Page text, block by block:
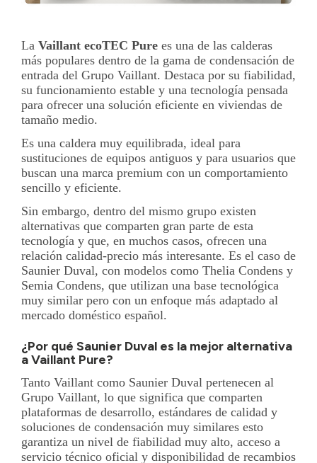
La Vaillant ecoTEC Purees una de las calderas
más populares dentro de la gama de condensación de
entrada del Grupo Vaillant. Destaca por su fiabilidad,
su funcionamiento estable y una tecnología pensada
para ofrecer una solución eficiente en viviendas de
tamaño medio.
Es una caldera muy equilibrada, ideal para
sustituciones de equipos antiguos y para usuarios que
buscan una marca premium con un comportamiento
sencillo y eficiente.
Sin embargo, dentro del mismo grupo existen
alternativas que comparten gran parte de esta
tecnología y que, en muchos casos, ofrecen una
relación calidad-precio más interesante. Es el caso de
Saunier Duval, con modelos como Thelia Condens y
Semia Condens, que utilizan una base tecnológica
muy similar pero con un enfoque más adaptado al
mercado doméstico español.
¿Por qué Saunier Duval es la mejor alternativa
a Vaillant Pure?
Tanto Vaillant como Saunier Duval pertenecen al
Grupo Vaillant, lo que significa que comparten
plataformas de desarrollo, estándares de calidad y
soluciones de condensación muy similares esto
garantiza un nivel de fiabilidad muy alto, acceso a
servicio técnico oficial y disponibilidad de recambios